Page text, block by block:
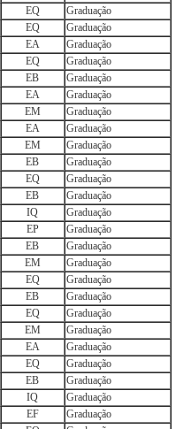
EQ
Graduação
EQ
Graduação
EA
Graduação
EQ
Graduação
EB
Graduação
EA
Graduação
EM
Graduação
EA
Graduação
EM
Graduação
EB
Graduação
EQ
Graduação
EB
Graduação
IQ
Graduação
EP
Graduação
EB
Graduação
EM
Graduação
EQ
Graduação
EB
Graduação
EQ
Graduação
EM
Graduação
EA
Graduação
EQ
Graduação
EB
Graduação
IQ
Graduação
EF
Graduação